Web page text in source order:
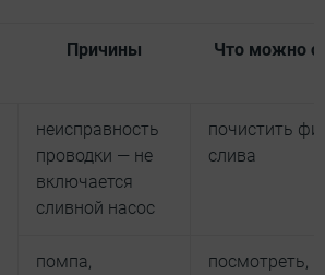
Причины Что можно
неисправность
проводки — не
включается
сливной насос
почистить
слива
помпа,
посмотреть,